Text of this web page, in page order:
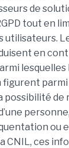
de
tout en
utilisateurs.
en
lesquelles
parmi
possibilité
ou
CNIL, ces